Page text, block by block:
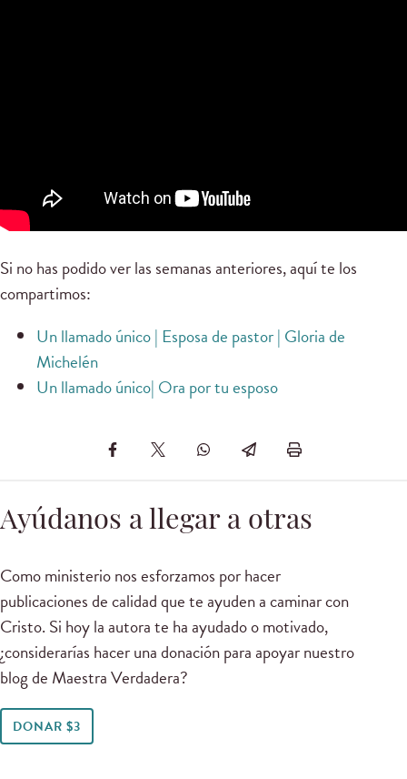
Si no has podido ver las semanas anteriores, aquí te los
compartimos:
Un llamado único | Esposa de pastor | Gloria de
Michelén
Un llamado único| Ora por tu esposo
Ayúdanos a llegar a otras
Como ministerio nos esforzamos por hacer
publicaciones de calidad que te ayuden a caminar con
Cristo. Si hoy la autora te ha ayudado o motivado,
¿considerarías hacer una donación para apoyar nuestro
blog de Maestra Verdadera?
DONAR $3